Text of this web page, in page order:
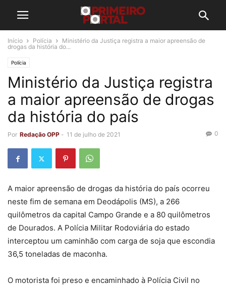
Início Polícia
Ministério da Justiça registra a maior apreensão de
drogas da história do...
Polícia
Ministério da Justiça registra
a maior apreensão de drogas
da história do país
Por Redação OPP - 11 de julho de 2021 0
A maior apreensão de drogas da história do país ocorreu
neste fim de semana em Deodápolis (MS), a 266
quilômetros da capital Campo Grande e a 80 quilômetros
de Dourados. A Polícia Militar Rodoviária do estado
interceptou um caminhão com carga de soja que escondia
36,5 toneladas de maconha.
O motorista foi preso e encaminhado à Polícia Civil no